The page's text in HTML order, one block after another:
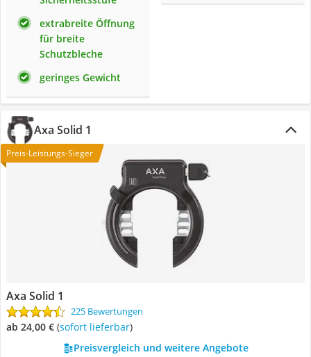
extrabreite Öffnung
für breite
Schutzbleche
geringes Gewicht
Axa Solid 1
Preis-Leistungs-Sieger
Axa Solid 1
225 Bewertungen
ab 24,00 € ( Sofort lieferbar)
Preisvergleich und weitere Angebote